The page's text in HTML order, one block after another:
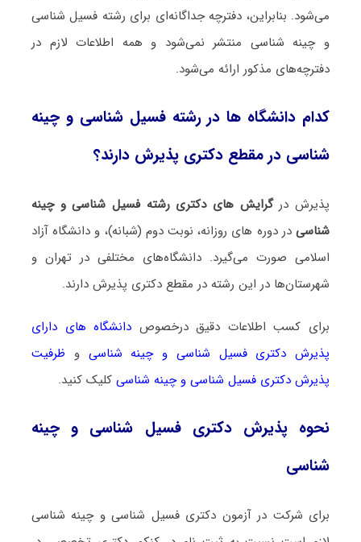
می‌شود. بنابراین، دفترچه جداگانه‌ای برای رشته فسیل شناسی
و چینه شناسی منتشر نمی‌شود و همه اطلاعات لازم در
دفترچه‌های مذکور ارائه می‌شود.
کدام دانشگاه ها در رشته فسیل شناسی و چینه
شناسی در مقطع دکتری پذیرش دارند؟
پذیرش درگرایش های دکتری رشته فسیل شناسی و چینه
شناسیدر دوره های روزانه، نوبت دوم (شبانه)، و دانشگاه آزاد
اسلامی صورت می‌گیرد. دانشگاه‌های مختلفی در تهران و
شهرستان‌ها در این رشته در مقطع دکتری پذیرش دارند.
برای کسب اطلاعات دقیق درخصوص دانشگاه های دارای
پذیرش دکتری فسیل شناسی و چینه شناسی و ظرفیت
پذیرش دکتری فسیل شناسی و چینه شناسیکلیک کنید.
نحوه پذیرش دکتری فسیل شناسی و چینه
شناسی
برای شرکت در آزمون دکتری فسیل شناسی و چینه شناسی